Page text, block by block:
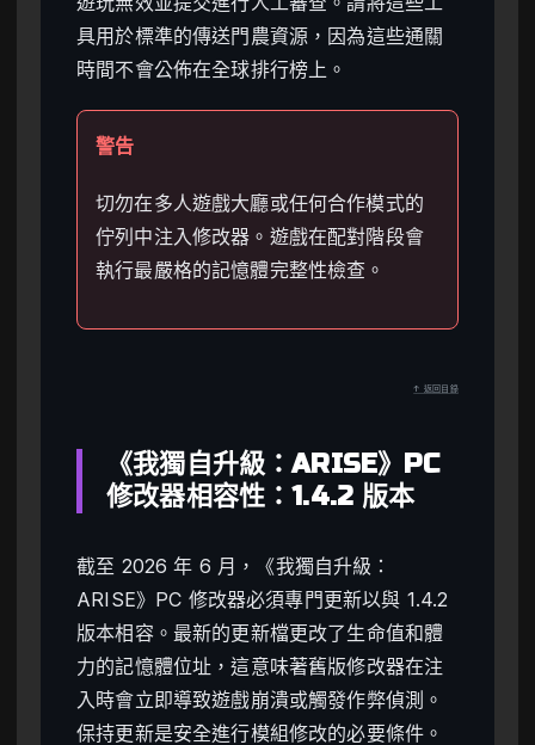
具用於標準的傳送門農資源，因為這些通關
時間不會公佈在全球排行榜上。
警告
切勿在多人遊戲大廳或任何合作模式的
佇列中注入修改器。遊戲在配對階段會
執行最嚴格的記憶體完整性檢查。
↑ 返回目錄
《我獨自升級：ARISE》PC
修改器相容性：1.4.2 版本
截至 2026 年 6 月，《我獨自升級：
ARISE》PC 修改器必須專門更新以與 1.4.2
版本相容。最新的更新檔更改了生命值和體
力的記憶體位址，這意味著舊版修改器在注
入時會立即導致遊戲崩潰或觸發作弊偵測。
保持更新是安全進行模組修改的必要條件。